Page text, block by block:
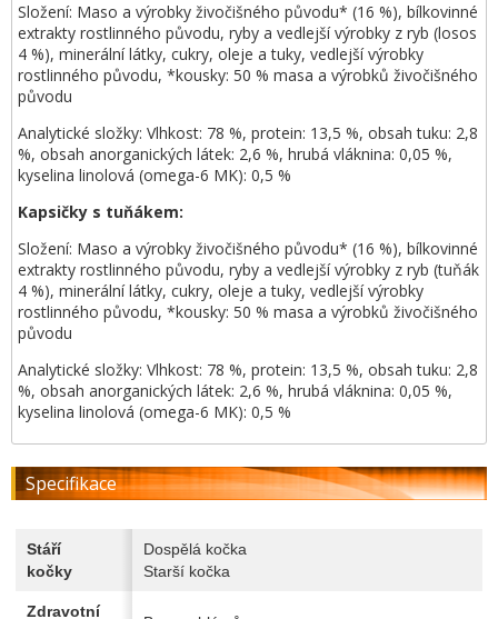
Složení: Maso a výrobky živočišného původu* (16 %), bílkovinné
extrakty rostlinného původu, ryby a vedlejší výrobky z ryb (losos
4 %), minerální látky, cukry, oleje a tuky, vedlejší výrobky
rostlinného původu, *kousky: 50 % masa a výrobků živočišného
původu
Analytické složky: Vlhkost: 78 %, protein: 13,5 %, obsah tuku: 2,8
%, obsah anorganických látek: 2,6 %, hrubá vláknina: 0,05 %,
kyselina linolová (omega-6 MK): 0,5 %
Kapsičky s tuňákem:
Složení: Maso a výrobky živočišného původu* (16 %), bílkovinné
extrakty rostlinného původu, ryby a vedlejší výrobky z ryb (tuňák
4 %), minerální látky, cukry, oleje a tuky, vedlejší výrobky
rostlinného původu, *kousky: 50 % masa a výrobků živočišného
původu
Analytické složky: Vlhkost: 78 %, protein: 13,5 %, obsah tuku: 2,8
%, obsah anorganických látek: 2,6 %, hrubá vláknina: 0,05 %,
kyselina linolová (omega-6 MK): 0,5 %
Specifikace
Stáří
kočky
Dospělá kočka
Starší kočka
Zdravotní